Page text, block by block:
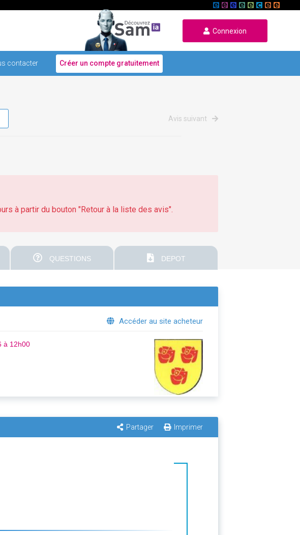
Connexion
contacter Créer un compte gratuitement
Avis suivant
à partir du bouton "Retour à la liste des avis".
QUESTIONS DEPOT
Accéder au site acheteur
à 12h00
Partager Imprimer